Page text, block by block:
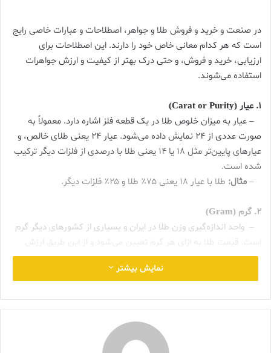
در صنعت و خرید و فروش طلا و جواهر، اصطلاحات و عبارات خاصی رایج
است که هر کدام معانی خاص خود را دارند. این اصطلاحات برای
ارزیابی، خرید و فروش، و حتی درک بهتر از کیفیت و ارزش جواهرات
استفاده می‌شوند.
۱. عیار (Carat or Purity)
– عیار به میزان خلوص طلا در یک قطعه فلز اشاره دارد. معمولاً به
صورت عددی از ۲۴ نمایش داده می‌شود. عیار ۲۴ یعنی طلای خالص، و
عیارهای پایین‌تر مثل ۱۸ یا ۱۴ یعنی طلا با درصدی از فلزات دیگر ترکیب
شده است.
–مثال: طلا با عیار ۱۸ یعنی ۷۵٪ طلا و ۲۵٪ فلزات دیگر.
۲. گرم (Gram)
– واحد اندازه‌گیری وزن طلا در ایران و بسیاری از کشورهای دیگر گرم
است. قیمت طلا به ازای هر گرم تعیین می‌شود و از این طریق ارزش
قطعه طلا محاسبه می‌شود.
است که هر کدام معانی خاص خود را دارند. این اصطلاحات برای
استفاده می‌شوند. در ادامه به برخی از رایج‌ترین این اصطلاحات اشاره
نمایش بیشتر